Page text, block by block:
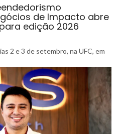
de Impacto abre
edição 2026
2 e 3 de setembro, na UFC, em